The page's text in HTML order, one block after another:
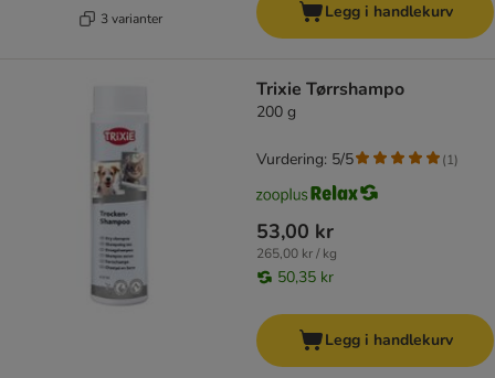
3 varianter Legg i handlekurv
Trixie Tørrshampo
200 g
53,00 kr
265,00 kr / kg
50,35 kr
Vurdering: 5/5 (1)
Legg i handlekurv